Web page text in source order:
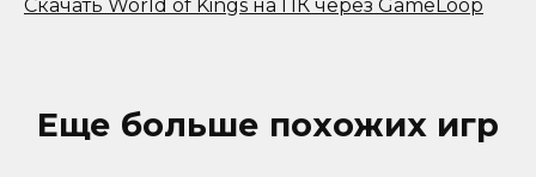
Скачать World of Kings на ПК через GameLoop
Еще больше похожих игр